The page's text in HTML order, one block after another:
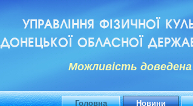
УПРАВЛІННЯ ФІЗИЧНОЇ
ДОНЕЦЬКОЇ ОБЛАСНОЇ
Можливiсть
Головна Новини